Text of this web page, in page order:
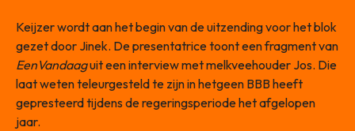
Keijzer wordt aan het begin van de uitzending voor het blok
gezet door Jinek. De presentatrice toont een fragment van
EenVandaaguit een interview met melkveehouder Jos. Die
laat weten teleurgesteld te zijn in hetgeen BBB heeft
gepresteerd tijdens de regeringsperiode het afgelopen
jaar.